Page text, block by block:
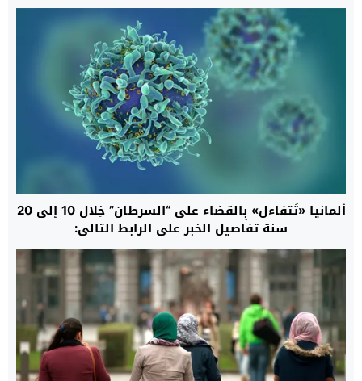
ألمانيا «تَتفاءل» بِالقضاء على “السرطان” خِلال 10 إلى 20
سنة تفاصيل الخبر على الرابط التالي: